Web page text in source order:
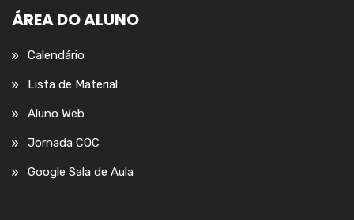
ÁREA DO ALUNO
Calendário
Lista de Material
Aluno Web
Jornada COC
Google Sala de Aula